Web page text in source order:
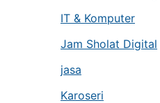
IT & Komputer
Jam Sholat Digital
jasa
Karoseri